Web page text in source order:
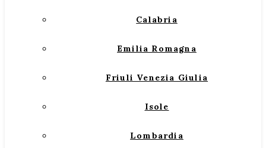
Calabria
Emilia Romagna
Friuli Venezia Giulia
Isole
Lombardia